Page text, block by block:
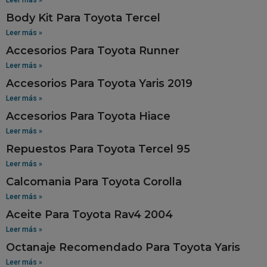
Body Kit Para Toyota Tercel
Leer más »
Accesorios Para Toyota Runner
Leer más »
Accesorios Para Toyota Yaris 2019
Leer más »
Accesorios Para Toyota Hiace
Leer más »
Repuestos Para Toyota Tercel 95
Leer más »
Calcomania Para Toyota Corolla
Leer más »
Aceite Para Toyota Rav4 2004
Leer más »
Octanaje Recomendado Para Toyota Yaris
Leer más »